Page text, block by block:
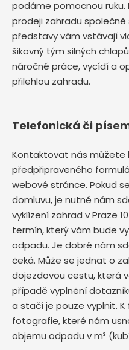
podáme pomocnou
prodeji zahradu
představy vám vstávají
šikovný tým silných
náročné práce, vycídí a
přilehlou zahradu.
Telefonická či
Kontaktovat nás
předpřipraveného
webové stránce. Pokud
domluvu, je nutné nám
vyklízení zahrad v Praze
termín, který vám bude
odpadu. Je dobré nám
čeká. Může se jednat o
dojezdovou cestu, která
případě vyplnění
a stačí je pouze vyplnit.
fotografie, které nám
objemu odpadu v m³